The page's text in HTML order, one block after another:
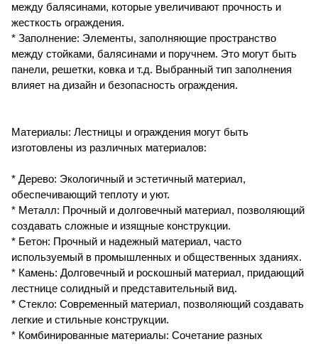
между балясинами, которые увеличивают прочность и
жесткость ограждения.
* Заполнение: Элементы, заполняющие пространство
между стойками, балясинами и поручнем. Это могут быть
панели, решетки, ковка и т.д. Выбранный тип заполнения
влияет на дизайн и безопасность ограждения.
Материалы: Лестницы и ограждения могут быть
изготовлены из различных материалов:
* Дерево: Экологичный и эстетичный материал,
обеспечивающий теплоту и уют.
* Металл: Прочный и долговечный материал, позволяющий
создавать сложные и изящные конструкции.
* Бетон: Прочный и надежный материал, часто
используемый в промышленных и общественных зданиях.
* Камень: Долговечный и роскошный материал, придающий
лестнице солидный и представительный вид.
* Стекло: Современный материал, позволяющий создавать
легкие и стильные конструкции.
* Комбинированные материалы: Сочетание разных